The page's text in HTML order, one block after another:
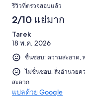
รีวิวที่ตรวจสอบแล้ว
2/10 แย่มาก
Tarek
18 พ.ค. 2026
ชื่นชอบ: ความสะอาด,
ไม่ชื่นชอบ: สิ่งอำนวยค
สะดวก
แปลด้วย Google